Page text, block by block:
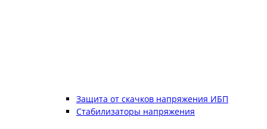
Защита от скачков напряжения ИБП
Стабилизаторы напряжения